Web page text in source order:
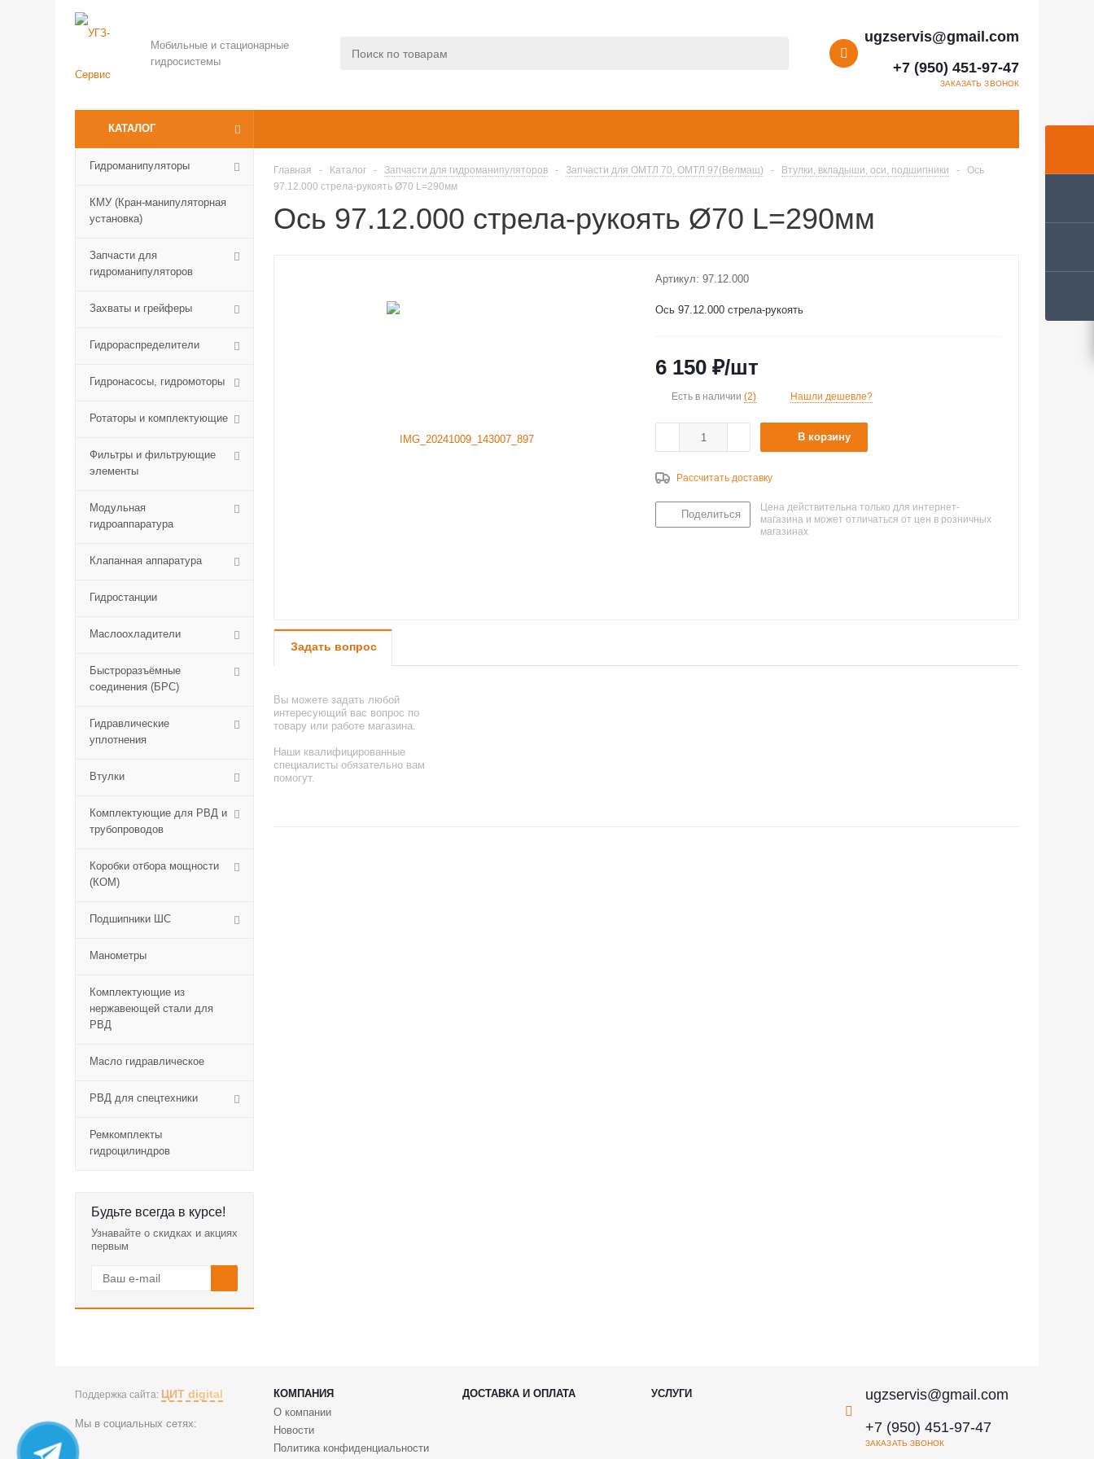
Мобильные и стационарные
гидросистемы
ugzservis@gmail.com
+7 (950) 451-97-47
ЗАКАЗАТЬ ЗВОНОК
КАТАЛОГ
Гидроманипуляторы
КМУ (Кран-манипуляторная
установка)
Запчасти для
гидроманипуляторов
Захваты и грейферы
Гидрораспределители
Гидронасосы, гидромоторы
Ротаторы и комплектующие
Фильтры и фильтрующие
элементы
Модульная
гидроаппаратура
Клапанная аппаратура
Гидростанции
Маслоохладители
Быстроразъёмные
соединения (БРС)
Гидравлические
уплотнения
Втулки
Комплектующие для РВД и
трубопроводов
Коробки отбора мощности
(КОМ)
Подшипники ШС
Манометры
Комплектующие из
нержавеющей стали для
РВД
Масло гидравлическое
РВД для спецтехники
Ремкомплекты
гидроцилиндров
Будьте всегда в курсе!
Узнавайте о скидках и акциях
первым
Главная - Каталог - Запчасти для гидроманипуляторов - Запчасти для ОМТЛ 70, ОМТЛ 97(Велмаш) - Втулки, вкладыши, оси, подшипники -
Ось
97.12.000 стрела-рукоять Ø70 L=290мм
Ось 97.12.000 стрела-рукоять Ø70 L=290мм
Артикул: 97.12.000
Ось 97.12.000 стрела-рукоять
6 150 ₽/шт
Есть в наличии (2) Нашли дешевле?
В корзину
Рассчитать доставку
Поделиться
Цена действительна только для интернет-
магазина и может отличаться от цен в розничных
магазинах
Задать вопрос
Вы можете задать любой
интересующий вас вопрос по
товару или работе магазина.
Наши квалифицированные
специалисты обязательно вам
помогут.
Поддержка сайта: ЦИТ digital
Мы в социальных сетях:
КОМПАНИЯ ДОСТАВКА И ОПЛАТА
УСЛУГИ
О компании
Новости
Политика конфиденциальности
ugzservis@gmail.com
+7 (950) 451-97-47
ЗАКАЗАТЬ ЗВОНОК